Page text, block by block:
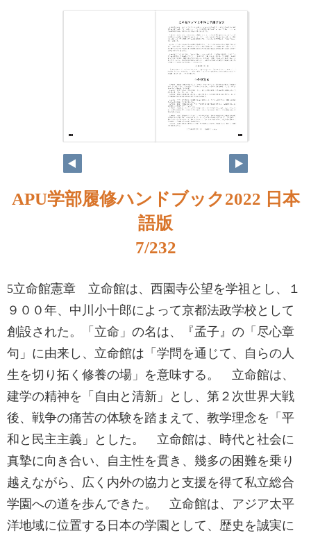
APU学部履修ハンドブック2022 日本
語版
7/232
5立命館憲章 立命館は、西園寺公望を学祖とし、１
９００年、中川小十郎によって京都法政学校として
創設された。「立命」の名は、『孟子』の「尽心章
句」に由来し、立命館は「学問を通じて、自らの人
生を切り拓く修養の場」を意味する。 立命館は、
建学の精神を「自由と清新」とし、第２次世界大戦
後、戦争の痛苦の体験を踏まえて、教学理念を「平
和と民主主義」とした。 立命館は、時代と社会に
真摯に向き合い、自主性を貫き、幾多の困難を乗り
越えながら、広く内外の協力と支援を得て私立総合
学園への道を歩んできた。 立命館は、アジア太平
洋地域に位置する日本の学園として、歴史を誠実に